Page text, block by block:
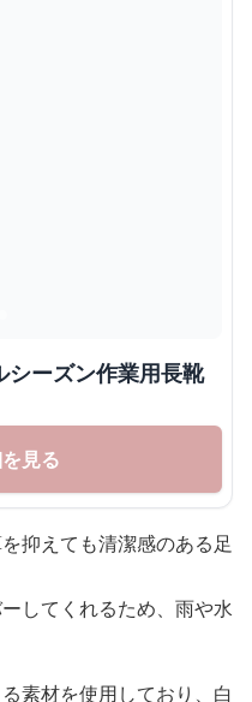
シーズン作業用長靴
見る
抑えても清潔感のある足
してくれるため、雨や水
素材を使用しており、白